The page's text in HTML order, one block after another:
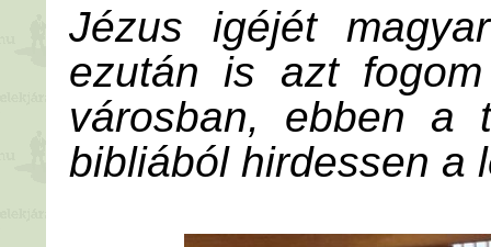
Jézus igéjét
ezután is azt
városban, ebben a
bibliából hirdessen a